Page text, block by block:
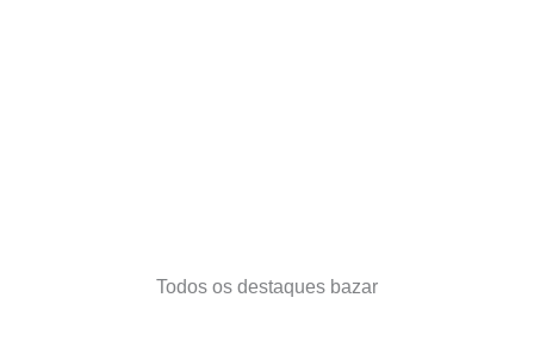
Todos os destaques bazar